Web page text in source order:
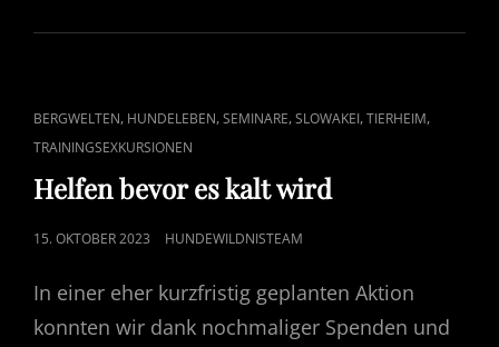
CAT
LINKS
BERGWELTEN, HUNDELEBEN,SEMINARE,SLOWAKEI,TIERHEIM,
TRAININGSEXKURSIONEN
Helfen bevor es kalt wird
POSTED
15. OKTOBER 2023 HUNDEWILDNISTEAM
In einer eher kurzfristig geplanten Aktion
konnten wir dank nochmaliger Spenden und